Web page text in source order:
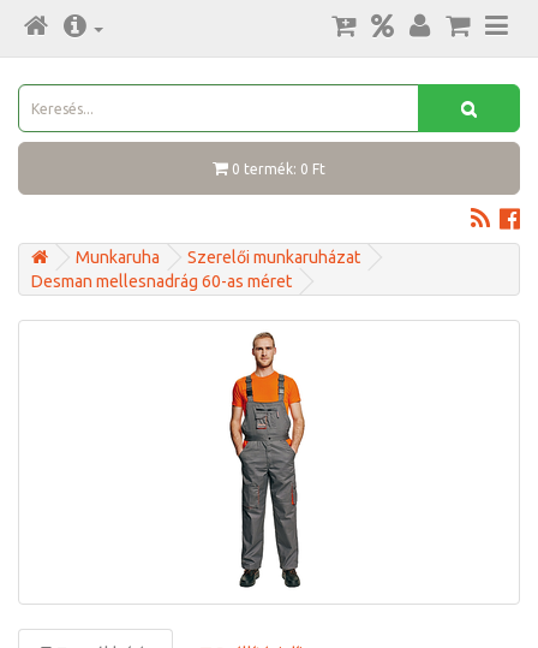
0 termék: 0 Ft
Munkaruha
Szerelői munkaruházat
Desman mellesnadrág 60-as méret